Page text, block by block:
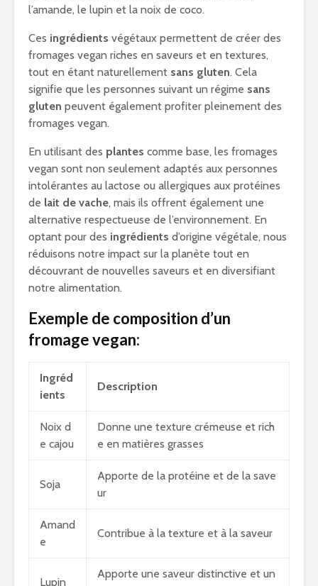
l’amande, le lupin et la noix de coco.
Ces ingrédients végétaux permettent de créer des
fromages vegan riches en saveurs et en textures,
tout en étant naturellement sans gluten. Cela
signifie que les personnes suivant un régime sans
gluten peuvent également profiter pleinement des
fromages vegan.
En utilisant des plantes comme base, les fromages
vegan sont non seulement adaptés aux personnes
intolérantes au lactose ou allergiques aux protéines
de lait de vache, mais ils offrent également une
alternative respectueuse de l’environnement. En
optant pour des ingrédients d’origine végétale, nous
réduisons notre impact sur la planète tout en
découvrant de nouvelles saveurs et en diversifiant
notre alimentation.
Exemple de composition d’un
fromage vegan:
Ingréd
ients
Description
Noix d
e cajou
Donne une texture crémeuse et rich
e en matières grasses
Soja
Apporte de la protéine et de la save
ur
Amand
e
Contribue à la texture et à la saveur
Lupin
Apporte une saveur distinctive et un